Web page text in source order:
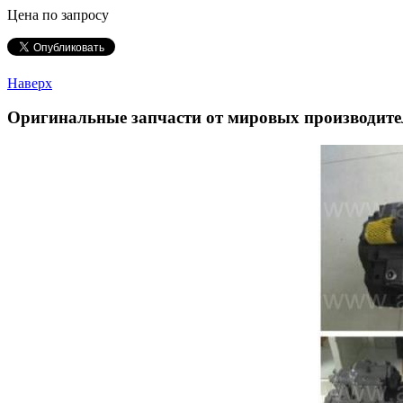
Цена по запросу
Наверх
Оригинальные запчасти от мировых